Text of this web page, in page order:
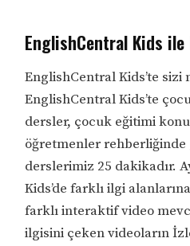
EnglishCentral Kids
EnglishCentral Kids’te
EnglishCentral Kids’te
dersler, çocuk eğitimi
öğretmenler rehberliğinde
derslerimiz 25 dakikadır.
Kids’de farklı ilgi
farklı interaktif video
ilgisini çeken videoların